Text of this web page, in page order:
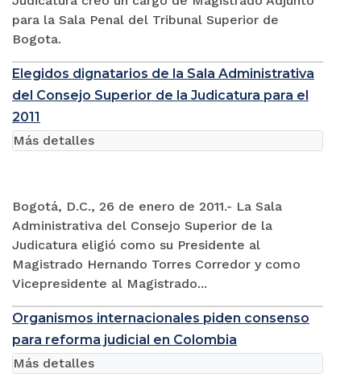
para la Sala Penal del Tribunal Superior de
Bogota.
Elegidos dignatarios de la Sala Administrativa
del Consejo Superior de la Judicatura para el
2011
Bogotá, D.C., 26 de enero de 2011.- La Sala
Administrativa del Consejo Superior de la
Judicatura eligió como su Presidente al
Magistrado Hernando Torres Corredor y como
Vicepresidente al Magistrado...
Más detalles
Organismos internacionales piden consenso
para reforma judicial en Colombia
Más detalles